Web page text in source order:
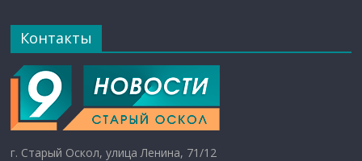
Контакты
г. Старый Оскол, улица Ленина, 71/12